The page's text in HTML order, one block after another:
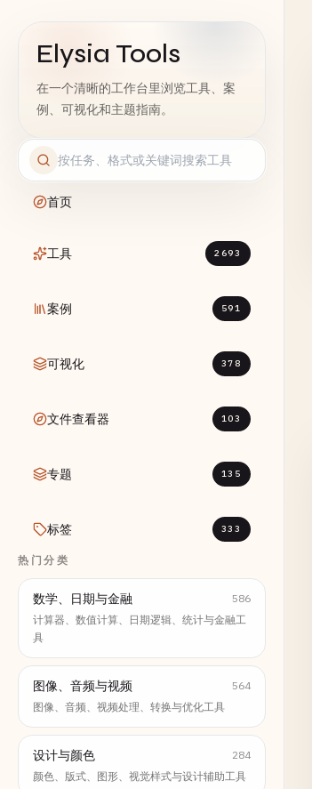
Elysia Tools
在一个清晰的工作台里浏览工具、案
例、可视化和主题指南。
首页
工具 2693
案例 591
可视化 378
文件查看器 103
专题 135
标签 333
热门分类
数学、日期与金融
586
计算器、数值计算、日期逻辑、统计与金融工
具
图像、音频与视频
564
图像、音频、视频处理、转换与优化工具
设计与颜色
284
颜色、版式、图形、视觉样式与设计辅助工具